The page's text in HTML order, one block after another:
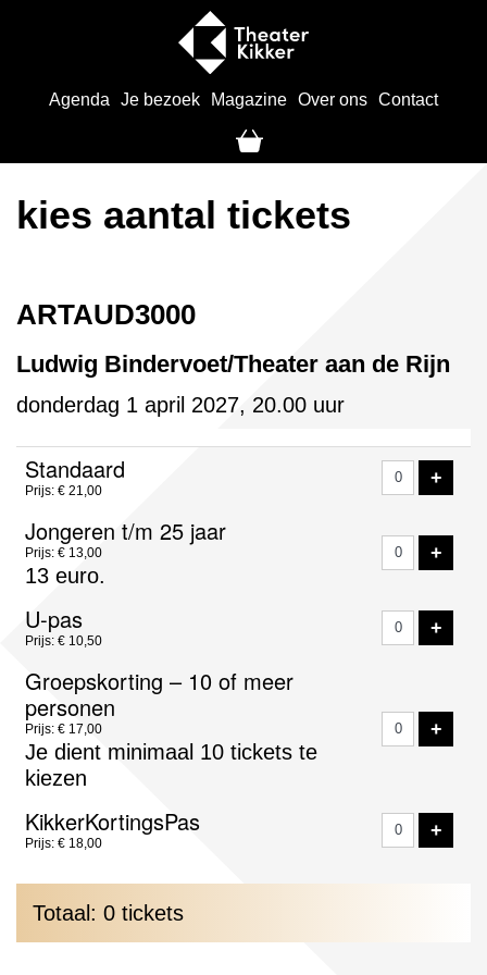
Agenda Je bezoek Magazine Over ons Contact
kies aantal tickets
ARTAUD3000
Ludwig Bindervoet/Theater aan de Rijn
donderdag 1 april 2027, 20.00 uur
Aantal
tickets
Standaard
Prijs: € 21,00
+
Jongeren t/m 25 jaar
Prijs: € 13,00
13 euro.
+
U-pas
Prijs: € 10,50
+
Groepskorting – 10 of meer
personen
Prijs: € 17,00
Je dient minimaal 10 tickets te
kiezen
+
KikkerKortingsPas
Prijs: € 18,00
+
Totaal: 0 tickets